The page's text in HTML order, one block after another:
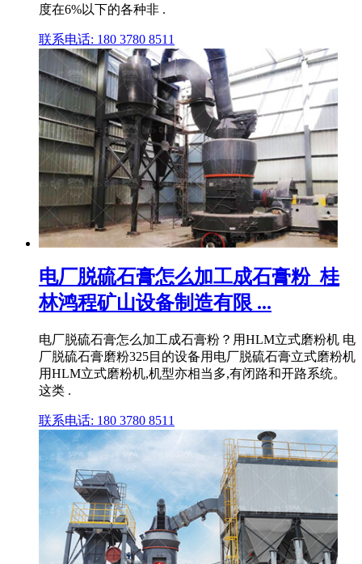
度在6%以下的各种非 .
联系电话: 180 3780 8511
电厂脱硫石膏怎么加工成石膏粉_桂
林鸿程矿山设备制造有限 ...
电厂脱硫石膏怎么加工成石膏粉？用HLM立式磨粉机 电
厂脱硫石膏磨粉325目的设备用电厂脱硫石膏立式磨粉机
用HLM立式磨粉机,机型亦相当多,有闭路和开路系统。
这类 .
联系电话: 180 3780 8511